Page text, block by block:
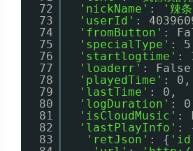
72
73
74
75
76
77
78
79
80
81
82
83
'nickName' : '辣
'userId' :
'fromButton' :
'specialType' :
'startlogtime' :
'loaderr' :
'playedTime' : 0,
'lastTime' : 0,
'logDuration' :
'isCloudMusic' :
'lastPlayInfo' :
'retJson' : {